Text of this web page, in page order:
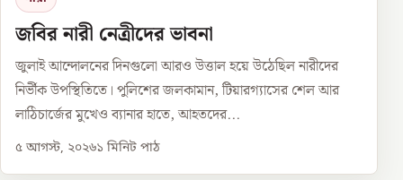
জবির নারী নেত্রীদের ভাবনা
জুলাই আন্দোলনের দিনগুলো আরও উত্তাল হয়ে উঠেছিল নারীদের
নির্ভীক উপস্থিতিতে। পুলিশের জলকামান, টিয়ারগ্যাসের শেল আর
লাঠিচার্জের মুখেও ব্যানার হাতে, আহতদের...
৫ আগস্ট, ২০২৬১ মিনিট পাঠ